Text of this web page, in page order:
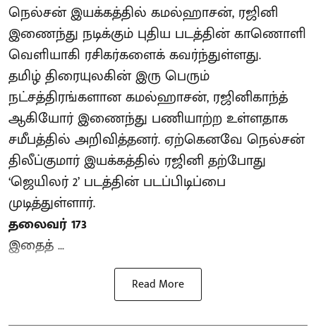
நெல்சன் இயக்கத்தில் கமல்ஹாசன், ரஜினி
இணைந்து நடிக்கும் புதிய படத்தின் காணொளி
வெளியாகி ரசிகர்களைக் கவர்ந்துள்ளது.
தமிழ் திரையுலகின் இரு பெரும்
நட்சத்திரங்களான கமல்ஹாசன், ரஜினிகாந்த்
ஆகியோர் இணைந்து பணியாற்ற உள்ளதாக
சமீபத்தில் அறிவித்தனர். ஏற்கெனவே நெல்சன்
திலீப்குமார் இயக்கத்தில் ரஜினி தற்போது
‘ஜெயிலர் 2’ படத்தின் படப்பிடிப்பை
முடித்துள்ளார்.
தலைவர் 173
இதைத் ...
Read More